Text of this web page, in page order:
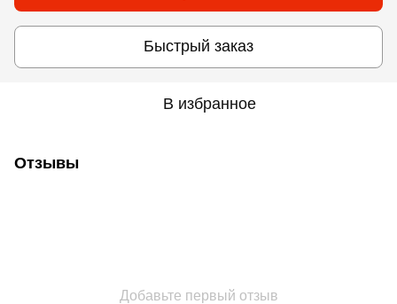
Быстрый заказ
В избранное
Отзывы
Добавьте первый отзыв